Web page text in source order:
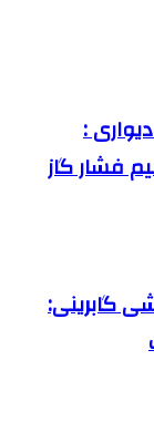
:
فشار گاز
گابرینی: